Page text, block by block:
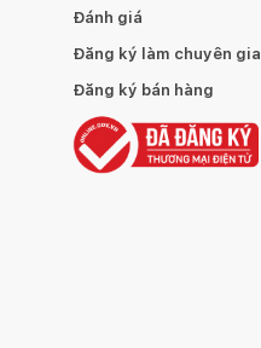
Đánh giá
Đăng ký làm chuyên gia
Đăng ký bán hàng